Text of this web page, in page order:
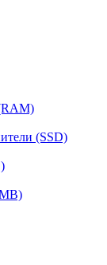
(SSD)